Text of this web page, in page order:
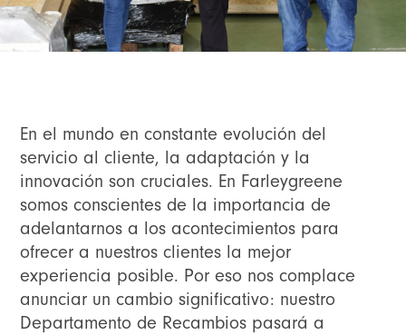
En el mundo en constante evolución del
servicio al cliente, la adaptación y la
innovación son cruciales. En Farleygreene
somos conscientes de la importancia de
adelantarnos a los acontecimientos para
ofrecer a nuestros clientes la mejor
experiencia posible. Por eso nos complace
anunciar un cambio significativo: nuestro
Departamento de Recambios pasará a